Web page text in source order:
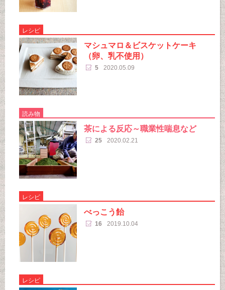
レシピ
マシュマロ＆ビスケットケーキ
（卵、乳不使用）
5 2020.05.09
読み物
茶による反応～職業性喘息など
25 2020.02.21
レシピ
べっこう飴
16 2019.10.04
レシピ